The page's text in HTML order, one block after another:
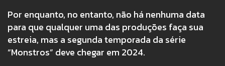
Por enquanto, no entanto, não há nenhuma data
para que qualquer uma das produções faça sua
estreia, mas a segunda temporada da série
“Monstros” deve chegar em 2024.